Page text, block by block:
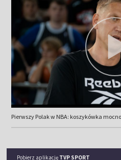
Pierwszy Polak w NBA: koszykówka
Pobierz aplikację TVP SPORT